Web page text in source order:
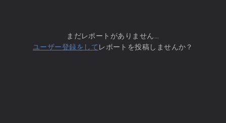
まだレポートがありません...
ユーザー登録をして レポートを投稿しませんか？